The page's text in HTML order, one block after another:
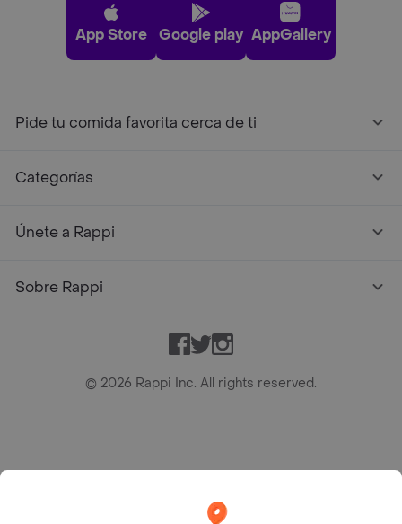
App Store Google play AppGallery
Pide tu comida favorita cerca de ti
Categorías
Únete a Rappi
Sobre Rappi
Facebook
TwitterInstagram
© 2026 Rappi Inc. All rights reserved.
Bogotá D.C. --- notificacionesrappi@rappi.com